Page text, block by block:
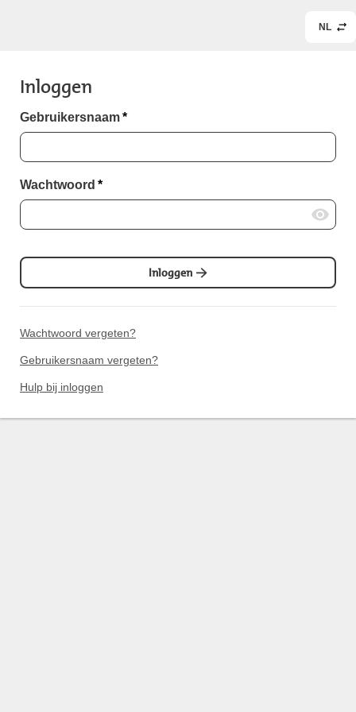
NL
Inloggen
Gebruikersnaam*
Wachtwoord *
Inloggen
Wachtwoord vergeten?
Gebruikersnaam vergeten?
Hulp bij inloggen